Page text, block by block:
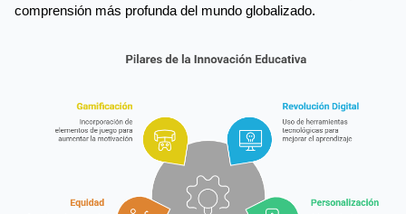
comprensión más profunda del mundo globalizado.